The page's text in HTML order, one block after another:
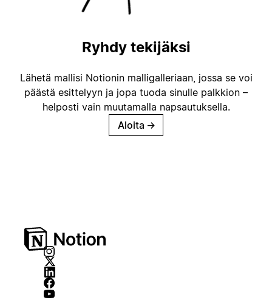
Ryhdy tekijäksi
Lähetä mallisi Notionin malligalleriaan, jossa se voi
päästä esittelyyn ja jopa tuoda sinulle palkkion –
helposti vain muutamalla napsautuksella.
Aloita →